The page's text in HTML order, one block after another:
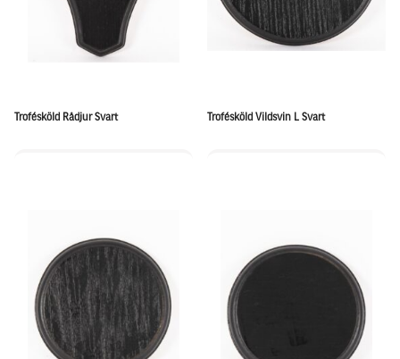
Trofésköld Rådjur Svart Trofésköld Vildsvin L Svart